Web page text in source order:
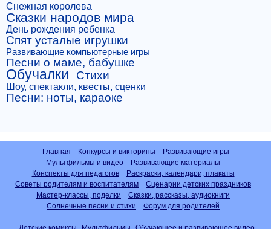
Снежная королева
Сказки народов мира
День рождения ребенка
Спят усталые игрушки
Развивающие компьютерные игры
Песни о маме, бабушке
Обучалки Стихи
Шоу, спектакли, квесты, сценки
Песни: ноты, караоке
Главная Конкурсы и викторины
Развивающие игры
Мультфильмы и видео
Развивающие материалы
Конспекты для педагогов
Раскраски, календари, плакаты
Советы родителям и воспитателям
Сценарии детских праздников
Мастер-классы, поделки
Сказки, рассказы, аудиокниги
Солнечные песни и стихи
Форум для родителей
Детские комиксы Мультфильмы
Обучающее и развивающее видео